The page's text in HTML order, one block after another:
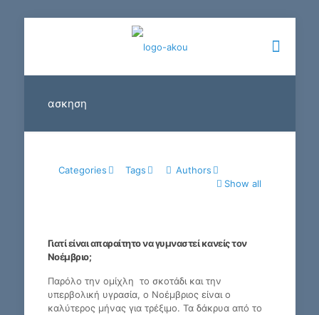
ασκηση
Categories Tags
Authors
Show all
Γιατί είναι απαραίτητο να γυμναστεί κανείς τον
Νοέμβριο;
Παρόλο την ομίχλη το σκοτάδι και την
υπερβολική υγρασία, ο Νοέμβριος είναι ο
καλύτερος μήνας για τρέξιμο. Τα δάκρυα από το